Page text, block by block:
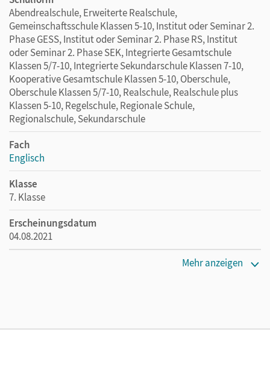
Anhang
Klassenarbeitstrainer
Abwechslungsreiche Übungen wiederholen und vertiefen
alle Hauptkompetenzen des Schulbuchs mit je zwei
Aufgaben-Sets pro Unit.
Audio-Dateien der Höraufgaben als MP3 als Download
verfügbar
Mit beiliegenden Lösungen zur Selbstkontrolle
Durch das Schließen von Lücken im Bereich Wortschatz und
Grammatik starten die Schüler/-innen sicher und motiviert
ins neue Schuljahr.
Abendrealschule, Erweiterte Realschule,
Gemeinschaftsschule Klassen 5-10, Institut oder Seminar 2.
Phase GESS, Institut oder Seminar 2. Phase RS, Institut
oder Seminar 2. Phase SEK, Integrierte Gesamtschule
Klassen 5/7-10, Integrierte Sekundarschule Klassen 7-10,
Kooperative Gesamtschule Klassen 5-10, Oberschule,
Oberschule Klassen 5/7-10, Realschule, Realschule plus
Klassen 5-10, Regelschule, Regionale Schule,
Regionalschule, Sekundarschule
Fach
Englisch
Klasse
7. Klasse
Erscheinungsdatum
04.08.2021
Mehr anzeigen